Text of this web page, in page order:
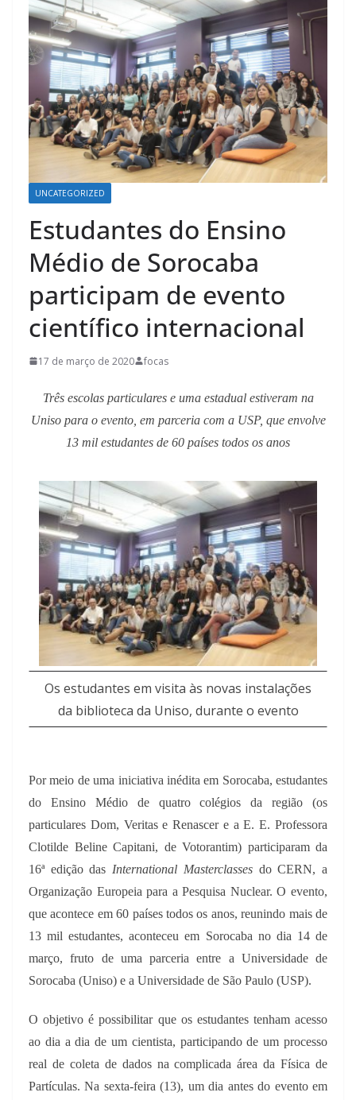
UNCATEGORIZED
Estudantes do Ensino
Médio de Sorocaba
participam de evento
científico internacional
17 de março de 2020 focas
Três escolas particulares e uma estadual estiveram na
Uniso para o evento, em parceria com a USP, que envolve
13 mil estudantes de 60 países todos os anos
Os estudantes em visita às novas instalações
da biblioteca da Uniso, durante o evento
Por meio de uma iniciativa inédita em Sorocaba, estudantes
do Ensino Médio de quatro colégios da região (os
particulares Dom, Veritas e Renascer e a E. E. Professora
Clotilde Beline Capitani, de Votorantim) participaram da
16ª edição das International Masterclassesdo CERN, a
Organização Europeia para a Pesquisa Nuclear. O evento,
que acontece em 60 países todos os anos, reunindo mais de
13 mil estudantes, aconteceu em Sorocaba no dia 14 de
março, fruto de uma parceria entre a Universidade de
Sorocaba (Uniso) e a Universidade de São Paulo (USP).
O objetivo é possibilitar que os estudantes tenham acesso
ao dia a dia de um cientista, participando de um processo
real de coleta de dados na complicada área da Física de
Partículas. Na sexta-feira (13), um dia antes do evento em